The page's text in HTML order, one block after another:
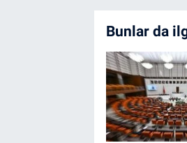
Bunlar da